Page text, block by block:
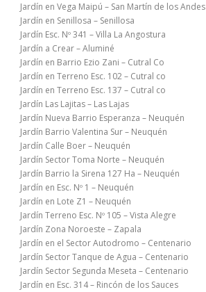
Jardín en Vega Maipú – San Martín de los Andes
Jardín en Senillosa – Senillosa
Jardín Esc. Nº 341 – Villa La Angostura
Jardín a Crear – Aluminé
Jardín en Barrio Ezio Zani – Cutral Co
Jardín en Terreno Esc. 102 – Cutral co
Jardín en Terreno Esc. 137 – Cutral co
Jardín Las Lajitas – Las Lajas
Jardín Nueva Barrio Esperanza – Neuquén
Jardín Barrio Valentina Sur – Neuquén
Jardín Calle Boer – Neuquén
Jardín Sector Toma Norte – Neuquén
Jardín Barrio la Sirena 127 Ha – Neuquén
Jardín en Esc. Nº 1 – Neuquén
Jardín en Lote Z1 – Neuquén
Jardín Terreno Esc. Nº 105 – Vista Alegre
Jardín Zona Noroeste – Zapala
Jardín en el Sector Autodromo – Centenario
Jardín Sector Tanque de Agua – Centenario
Jardín Sector Segunda Meseta – Centenario
Jardín en Esc. 314 – Rincón de los Sauces